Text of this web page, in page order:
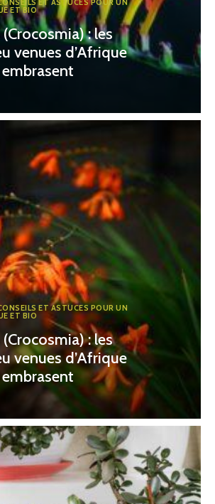
ET BIO
: les
venues d’Afrique
ET ASTUCES POUR UN
ET BIO
: les
venues d’Afrique